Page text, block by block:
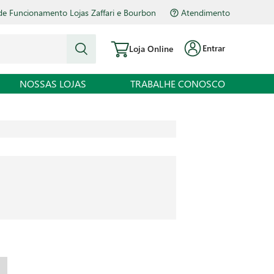
Funcionamento Lojas Zaffari e Bourbon Atendimento
Loja Online Entrar
NOSSAS LOJAS TRABALHE CONOSCO